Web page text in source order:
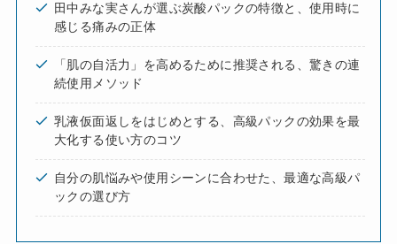
田中みな実さんが選ぶ炭酸パックの特徴と、使用時に
感じる痛みの正体
「肌の自活力」を高めるために推奨される、驚きの連
続使用メソッド
乳液仮面返しをはじめとする、高級パックの効果を最
大化する使い方のコツ
自分の肌悩みや使用シーンに合わせた、最適な高級パ
ックの選び方